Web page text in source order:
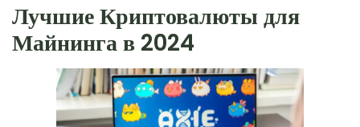
Лучшие Криптовалюты для
Майнинга в 2024